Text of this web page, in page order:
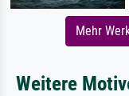
Mehr
Weitere